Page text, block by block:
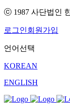
ⓒ 1987 사단법인
로그인회원가입
언어선택
KOREAN
ENGLISH